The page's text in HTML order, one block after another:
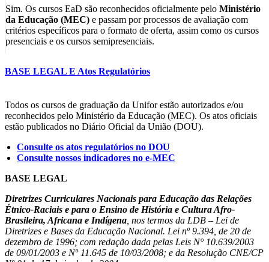
Sim. Os cursos EaD são reconhecidos oficialmente pelo Ministério
da Educação (MEC) e passam por processos de avaliação com
critérios específicos para o formato de oferta, assim como os cursos
presenciais e os cursos semipresenciais.
Diretrizes e Bases da Educação Nacional (Lei nº 9.394/1996)
assim como as demais legislações vigentes.
Para ofertar cursos a distância, as instituições de ensino superior
pedagógicos estruturados, comprovar a infraestrutura tecnológica e
acadêmica e garantir padrões de qualidade exigidos pelo MEC,
A formação EaD é mais fácil que o formato presencial ou semipresencial?
Não. A formação EaD não é mais fácil nem mais difícil, ela é
diferente.
BASE LEGAL E Atos Regulatórios
Todos os cursos de graduação da Unifor estão autorizados e/ou
reconhecidos pelo Ministério da Educação (MEC). Os atos oficiais
estão publicados no Diário Oficial da União (DOU).
Consulte os atos regulatórios no DOU
Consulte nossos indicadores no e-MEC
BASE LEGAL
Diretrizes Curriculares Nacionais para Educação das Relações
Étnico-Raciais e para o Ensino de História e Cultura Afro-
Brasileira, Africana e Indígena , nos termos da LDB – Lei de
Diretrizes e Bases da Educação Nacional. Lei nº 9.394, de 20 de
dezembro de 1996; com redação dada pelas Leis N° 10.639/2003
de 09/01/2003 e Nº 11.645 de 10/03/2008; e da Resolução CNE/CP